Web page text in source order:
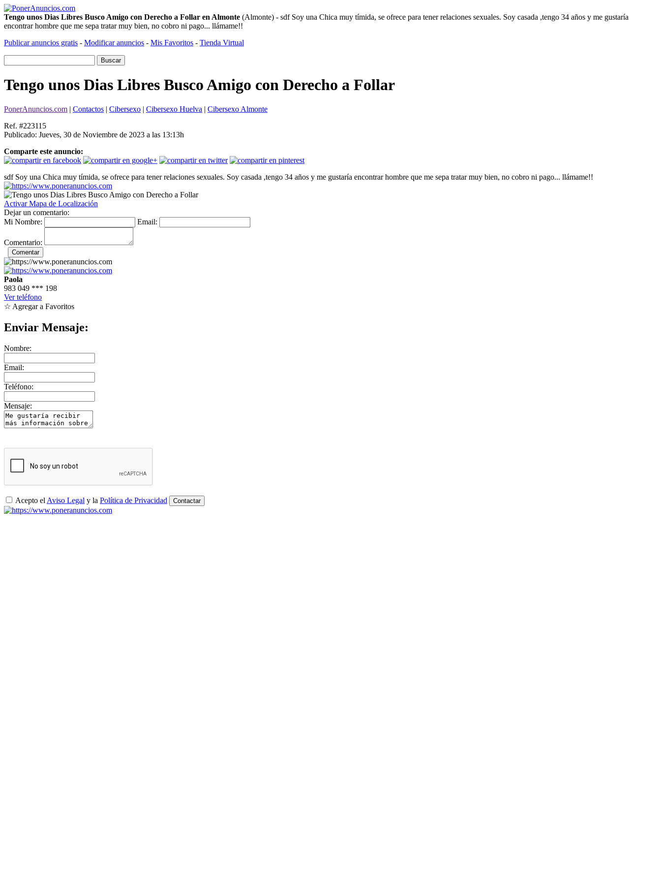
Tengo unos Dias Libres Busco Amigo con Derecho a Follar en Almonte (Almonte) - sdf Soy una Chica muy tímida, se ofrece para tener relaciones sexuales. Soy casada ,tengo 34 años y me gustaría
encontrar hombre que me sepa tratar muy bien, no cobro ni pago... llámame!!
Publicar anuncios gratis - Modificar anuncios - Mis Favoritos - Tienda Virtual
Tengo unos Dias Libres Busco Amigo con Derecho a Follar
PonerAnuncios.com | Contactos | Cibersexo | Cibersexo Huelva | Cibersexo Almonte
Ref. #223115
Publicado: Jueves, 30 de Noviembre de 2023 a las 13:13h
Comparte este anuncio:
sdf Soy una Chica muy tímida, se ofrece para tener relaciones sexuales. Soy casada ,tengo 34 años y me gustaría encontrar hombre que me sepa tratar muy bien, no cobro ni pago... llámame!!
Activar Mapa de Localización
Dejar un comentario:
Mi Nombre:
Email:
Comentario:
Paola
983 049 *** 198
Ver teléfono
☆ Agregar a Favoritos
Enviar Mensaje:
Nombre:
Email:
Teléfono:
Mensaje:
Acepto el Aviso Legal y la Política de Privacidad